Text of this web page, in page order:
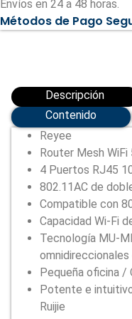
4
Puertos
RJ45
cantidad
Envíos en 24 a 48 horas.
Métodos de Pago
Descripción
Contenido
Reyee
Router Mesh WiFi
4 Puertos RJ45
802.11AC de
Compatible con
Capacidad Wi-Fi
Tecnología MU-
Pequeña oficina /
Potente e
Ruijie